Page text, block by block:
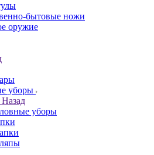
бытовые ножи
оружие
уборы
Назад
уборы